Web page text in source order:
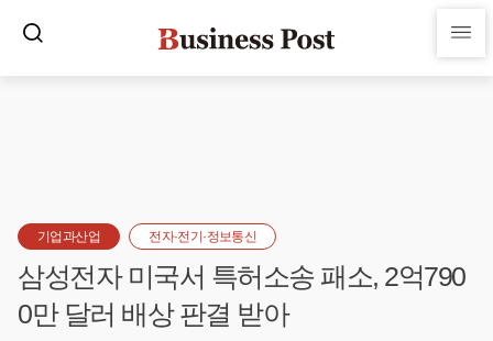
기업과산업 전자·전기·정보통신
삼성전자 미국서 특허소송 패소, 2억790
0만 달러 배상 판결 받아